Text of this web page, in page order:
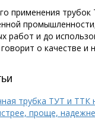
применения трубок
работ и до
о качестве и
трубка ТУТ и ТТК
проще,